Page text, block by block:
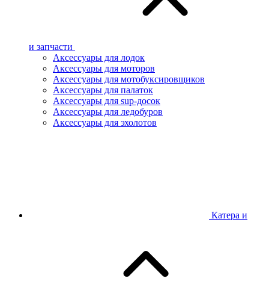
и запчасти
Аксессуары для лодок
Аксессуары для моторов
Аксессуары для мотобуксировщиков
Аксессуары для палаток
Аксессуары для sup-досок
Аксессуары для ледобуров
Аксессуары для эхолотов
Катера и